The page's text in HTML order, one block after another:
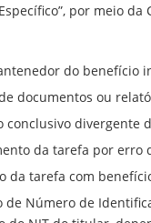
por meio
do benefício
documentos ou
conclusivo divergente
da tarefa por erro
da tarefa com
de Número de